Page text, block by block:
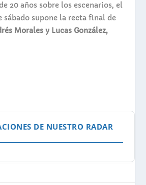
20 años sobre los escenarios, el
sábado supone la recta final de
Morales y Lucas González,
DE NUESTRO RADAR